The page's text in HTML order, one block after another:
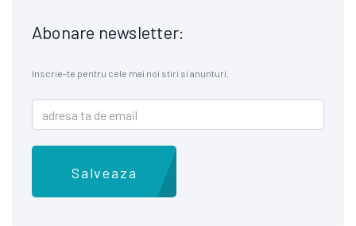
Abonare newsletter:
Inscrie-te pentru cele mai noi stiri si anunturi.
Salveaza